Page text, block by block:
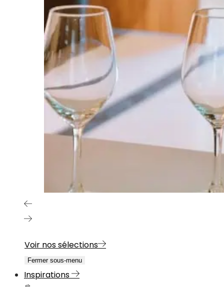
Voir nos sélections
Fermer sous-menu
Inspirations